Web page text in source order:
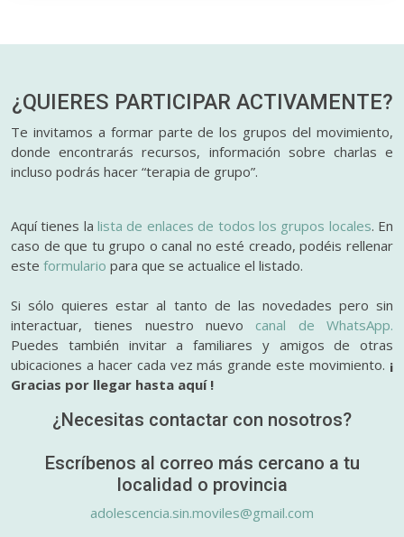
¿QUIERES PARTICIPAR ACTIVAMENTE?
Te invitamos a formar parte de los grupos del movimiento,
donde encontrarás recursos, información sobre charlas e
incluso podrás hacer “terapia de grupo”.
Aquí tienes lalista de enlaces de todos los grupos locales. En
caso de que tu grupo o canal no esté creado, podéis rellenar
este formulario para que se actualice el listado.
Si sólo quieres estar al tanto de las novedades pero sin
interactuar, tienes nuestro nuevo canal de WhatsApp.
Puedes también invitar a familiares y amigos de otras
ubicaciones a hacer cada vez más grande este movimiento. ¡
Gracias por llegar hasta aquí !
¿Necesitas contactar con nosotros?
Escríbenos al correo más cercano a tu
localidad o provincia
adolescencia.sin.moviles@gmail.com